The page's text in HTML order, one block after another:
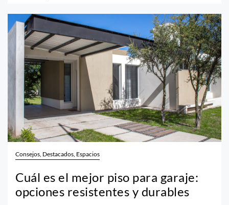
Consejos, Destacados, Espacios
Cuál es el mejor piso para garaje:
opciones resistentes y durables